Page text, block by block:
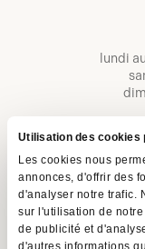
Utilisation des cookies
Les cookies nous
annonces, d'offrir des
d'analyser notre trafic.
sur l'utilisation de
de publicité et
d'autres informations
lundi